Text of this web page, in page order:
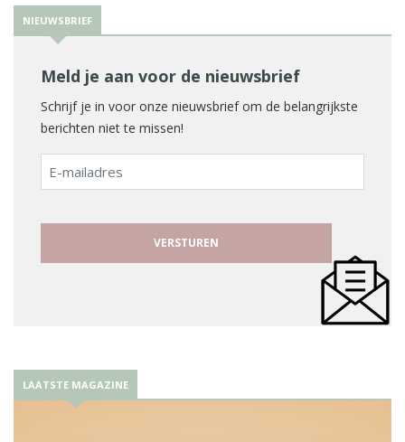
NIEUWSBRIEF
Meld je aan voor de nieuwsbrief
Schrijf je in voor onze nieuwsbrief om de belangrijkste
berichten niet te missen!
E-
mailadres
LAATSTE MAGAZINE